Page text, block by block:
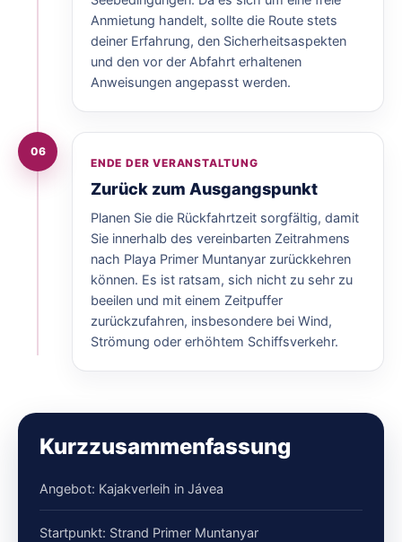
Anmietung handelt, sollte die Route stets
deiner Erfahrung, den Sicherheitsaspekten
und den vor der Abfahrt erhaltenen
Anweisungen angepasst werden.
06
ENDE DER VERANSTALTUNG
Zurück zum Ausgangspunkt
Planen Sie die Rückfahrtzeit sorgfältig, damit
Sie innerhalb des vereinbarten Zeitrahmens
nach Playa Primer Muntanyar zurückkehren
können. Es ist ratsam, sich nicht zu sehr zu
beeilen und mit einem Zeitpuffer
zurückzufahren, insbesondere bei Wind,
Strömung oder erhöhtem Schiffsverkehr.
Kurzzusammenfassung
Angebot: Kajakverleih in Jávea
Startpunkt: Strand Primer Muntanyar